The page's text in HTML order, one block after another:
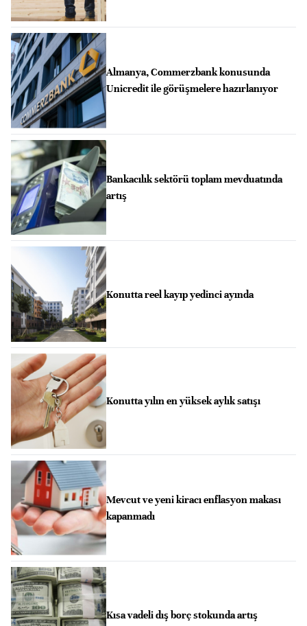
Almanya, Commerzbank konusunda
Unicredit ile görüşmelere hazırlanıyor
Bankacılık sektörü toplam mevduatında
artış
Konutta reel kayıp yedinci ayında
Konutta yılın en yüksek aylık satışı
Mevcut ve yeni kiracı enflasyon makası
kapanmadı
Kısa vadeli dış borç stokunda artış